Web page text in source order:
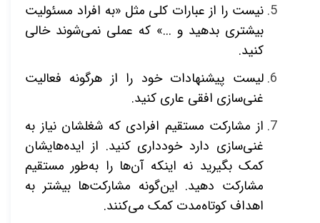
نیست را از عبارات کلی مثل «به افراد مسئولیت
بیشتری بدهید و ...» که عملی نمی‌­شوند خالی
کنید.
لیست پیشنهادات خود را از هرگونه فعالیت
غنی‌سازی افقی عاری کنید.
از مشارکت مستقیم افرادی که شغلشان نیاز به
غنی‌سازی دارد خودداری کنید. از ایده‌هایشان
کمک بگیرید نه اینکه آن‌ها را به‌طور مستقیم
مشارکت دهید. این‌گونه مشارکت­‌ها بیشتر به
اهداف کوتاه‌مدت کمک می‌­کنند.